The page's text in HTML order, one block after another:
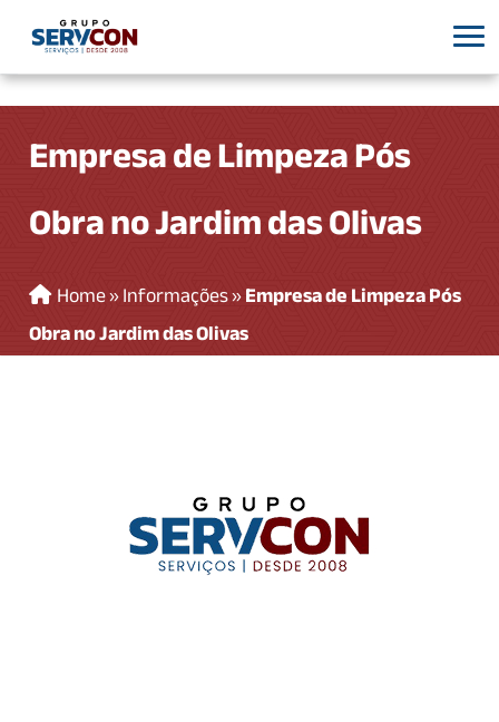
Empresa de Limpeza Pós
Obra no Jardim das Olivas
Home»Informações»Empresa de Limpeza Pós
Obra no Jardim das Olivas